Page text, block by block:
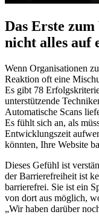
Das Erste zum
nicht alles auf
Wenn Organisationen
Reaktion oft eine
Es gibt 78
unterstützende
Automatische Scans
Es fühlt sich an, als
Entwicklungszeit
könnten, Ihre Website
Dieses Gefühl ist
der Barrierefreiheit ist
barrierefrei. Sie ist ein
von dort aus möglich,
„Wir haben darüber